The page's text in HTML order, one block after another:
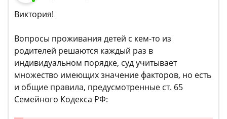
Виктория!
Вопросы проживания детей с кем-то из
родителей решаются каждый раз в
индивидуальном порядке, суд учитывает
множество имеющих значение факторов, но есть
и общие правила, предусмотренные ст. 65
Семейного Кодекса РФ: